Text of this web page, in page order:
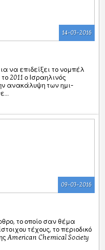
14-03-2016
να επιδείξει το νομπέλ
2011 ο Ισραηλινός
ανακάλυψη των ημι-
09-03-2016
το οποίο σαν θέμα
τέχους, το περιοδικό
American Chemical Society